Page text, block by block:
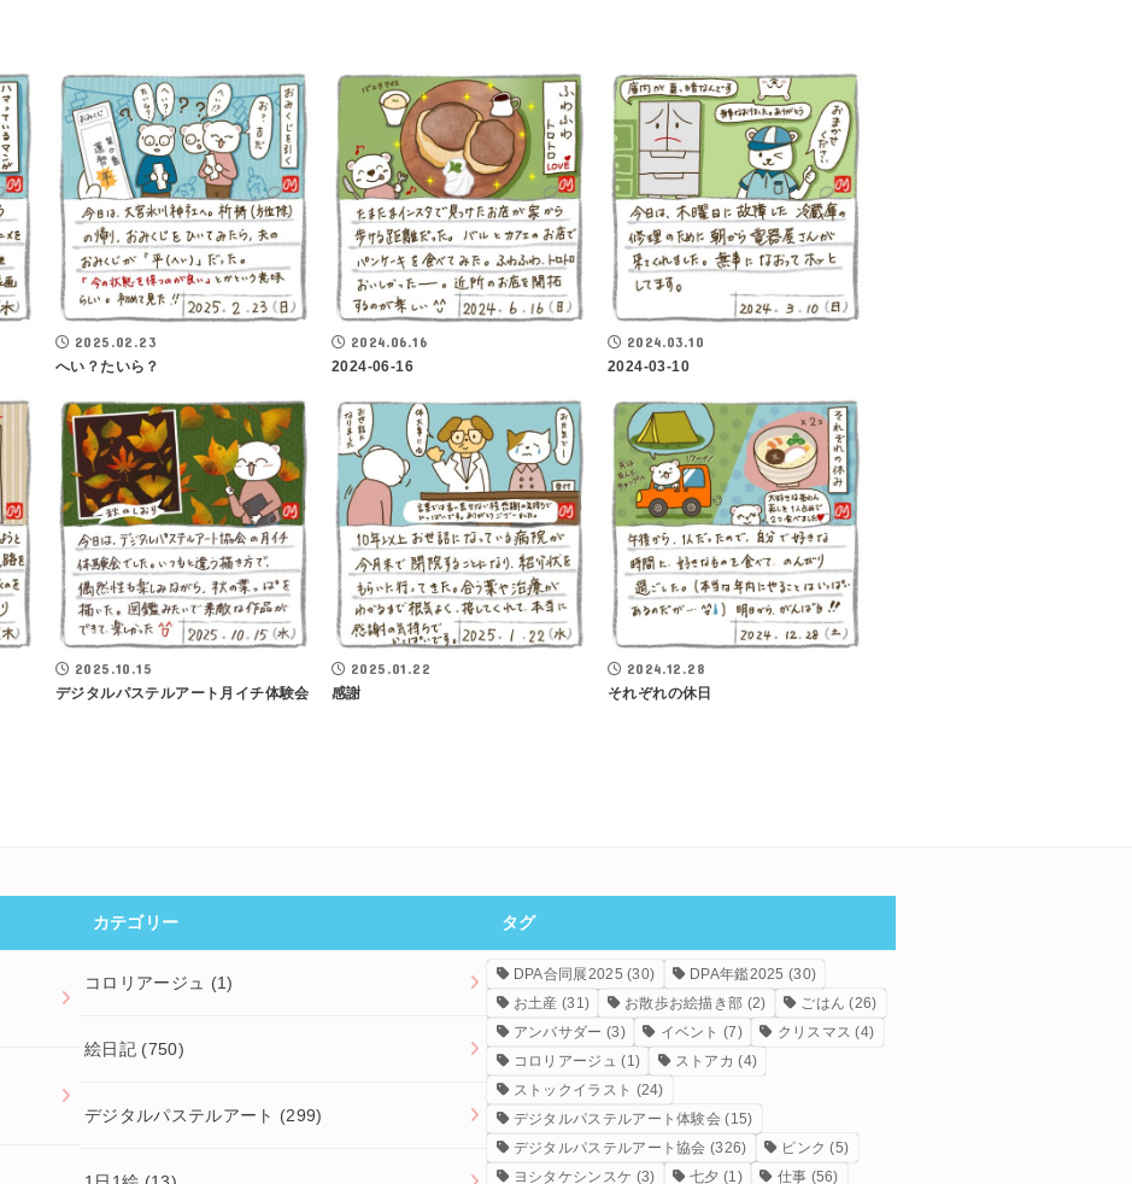
2025.02.23
へい？たいら？
2024.06.16
2024-06-16
2024.03.10
2024-03-10
2025.10.15
デジタルパステルアート月イチ体験会
2025.01.22
感謝
2024.12.28
それぞれの休日
カテゴリー
コロリアージュ (1)
絵日記 (750)
デジタルパステルアート (299)
タグ
DPA合同展2025 (30) DPA年鑑2025 (30)
お土産 (31) お散歩お絵描き部 (2) ごはん (26)
アンバサダー (3) イベント (7) クリスマス (4)
コロリアージュ (1) ストアカ (4)
ストックイラスト (24)
デジタルパステルアート体験会 (15)
デジタルパステルアート協会 (326) ピンク (5)
ヨシタケシンスケ (3) 七夕 (1) 仕事 (56)